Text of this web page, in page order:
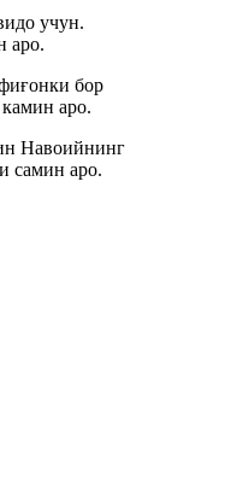
учун.
аро.
бор
аро.
Навоийнинг
самин аро.